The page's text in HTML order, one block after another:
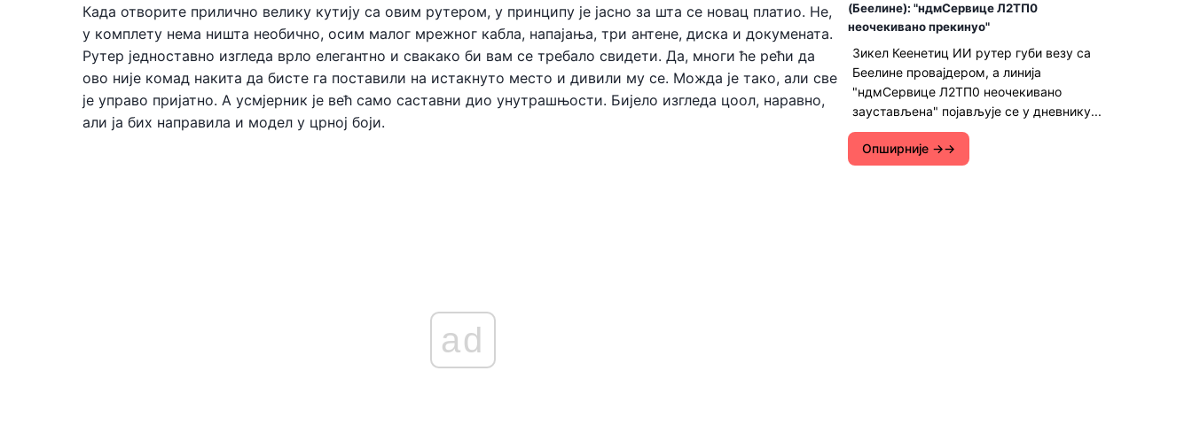
Када отворите прилично велику кутију са овим рутером, у принципу је јасно за шта се новац платио. Не,
у комплету нема ништа необично, осим малог мрежног кабла, напајања, три антене, диска и докумената.
Рутер једноставно изгледа врло елегантно и свакако би вам се требало свидети. Да, многи ће рећи да
ово није комад накита да бисте га поставили на истакнуто место и дивили му се. Можда је тако, али све
је управо пријатно. А усмјерник је већ само саставни дио унутрашњости. Бијело изгледа цоол, наравно,
али ја бих направила и модел у црној боји.
ad
(Беелине): "ндмСервице Л2ТП0
неочекивано прекинуо"
Зикел Кеенетиц ИИ рутер губи везу са
Беелине провајдером, а линија
"ндмСервице Л2ТП0 неочекивано
заустављена" појављује се у дневнику...
Опширније →